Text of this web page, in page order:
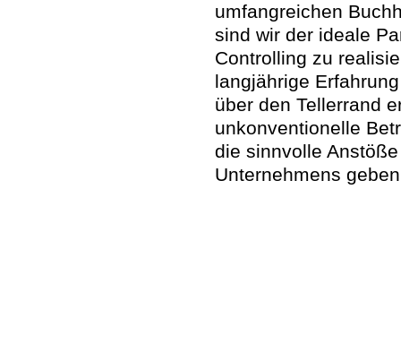
umfangreichen
sind wir der ideale
Controlling zu
langjährige
über den Tellerrand
unkonventionelle
die sinnvolle
Unternehmens